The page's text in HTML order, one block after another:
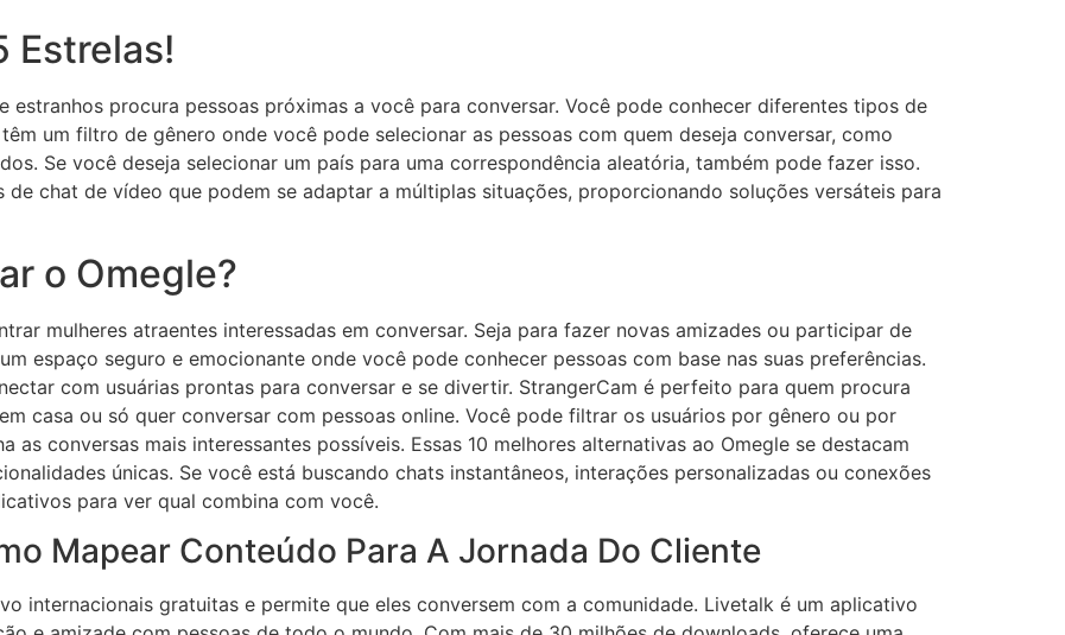
Estrelas!
procura pessoas próximas a você para conversar. Você pode conhecer diferentes tipos de
um filtro de gênero onde você pode selecionar as pessoas com quem deseja conversar, como
Se você deseja selecionar um país para uma correspondência aleatória, também pode fazer isso.
chat de vídeo que podem se adaptar a múltiplas situações, proporcionando soluções versáteis para
o Omegle?
mulheres atraentes interessadas em conversar. Seja para fazer novas amizades ou participar de
espaço seguro e emocionante onde você pode conhecer pessoas com base nas suas preferências.
com usuárias prontas para conversar e se divertir. StrangerCam é perfeito para quem procura
casa ou só quer conversar com pessoas online. Você pode filtrar os usuários por gênero ou por
as conversas mais interessantes possíveis. Essas 10 melhores alternativas ao Omegle se destacam
únicas. Se você está buscando chats instantâneos, interações personalizadas ou conexões
para ver qual combina com você.
Mapear Conteúdo Para A Jornada Do Cliente
internacionais gratuitas e permite que eles conversem com a comunidade. Livetalk é um aplicativo